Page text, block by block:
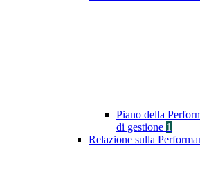
Piano della
di gestione 1
Relazione sulla